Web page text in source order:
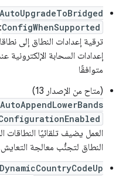
ConfigWhenSupported
ترقية إعدادات النطاق إلى
إعدادات السحابة الإلكترونية
متوافقًا
(متاح من الإصدار 13)
العمل يضيف تلقائيًا النطاقات
النطاق لتجنُّب معالجة